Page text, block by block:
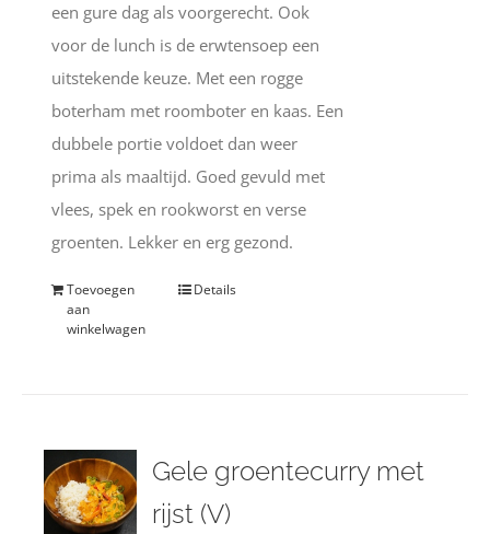
een gure dag als voorgerecht. Ook
voor de lunch is de erwtensoep een
uitstekende keuze. Met een rogge
boterham met roomboter en kaas. Een
dubbele portie voldoet dan weer
prima als maaltijd. Goed gevuld met
vlees, spek en rookworst en verse
groenten. Lekker en erg gezond.
Toevoegen
aan
winkelwagen
Details
Gele groentecurry met
rijst (V)